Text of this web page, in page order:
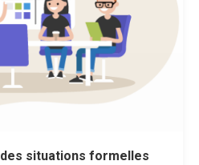
situations formelles